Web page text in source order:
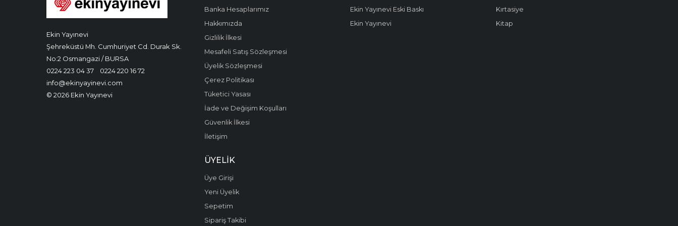
Ekin Yayınevi
Şehreküstü Mh. Cumhuriyet Cd. Durak Sk.
No:2 Osmangazi / BURSA
0224 223 04 37
0224 220 16 72
info@ekinyayinevi.com
© 2026 Ekin Yayınevi
Banka Hesaplarımız
Hakkımızda
Gizlilik İlkesi
Mesafeli Satış Sözleşmesi
Üyelik Sözleşmesi
Çerez Politikası
Tüketici Yasası
İade ve Değişim Koşulları
Güvenlik İlkesi
İletişim
Ekin Yayınevi Eski Baskı
Ekin Yayınevi
Kırtasiye
Kitap
ÜYELIK
Üye Girişi
Yeni Üyelik
Sepetim
Sipariş Takibi